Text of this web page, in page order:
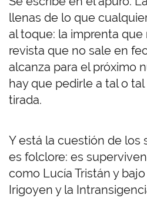
llenas de lo que
al toque: la imprenta que
revista que no sale en
alcanza para el próximo
hay que pedirle a tal o
tirada.
Y está la cuestión de los
es folclore: es
como Lucía Tristán y
Irigoyen y la